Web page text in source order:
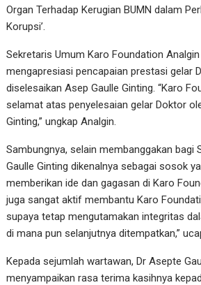
Organ Terhadap Kerugian BUMN dalam
Korupsi’.
Sekretaris Umum Karo Foundation
mengapresiasi pencapaian prestasi gelar
diselesaikan Asep Gaulle Ginting. “Karo
selamat atas penyelesaian gelar Doktor
Ginting,” ungkap Analgin.
Sambungnya, selain membanggakan bagi
Gaulle Ginting dikenalnya sebagai sosok
memberikan ide dan gagasan di Karo
juga sangat aktif membantu Karo
supaya tetap mengutamakan integritas
di mana pun selanjutnya ditempatkan,”
Kepada sejumlah wartawan, Dr Asepte
menyampaikan rasa terima kasihnya